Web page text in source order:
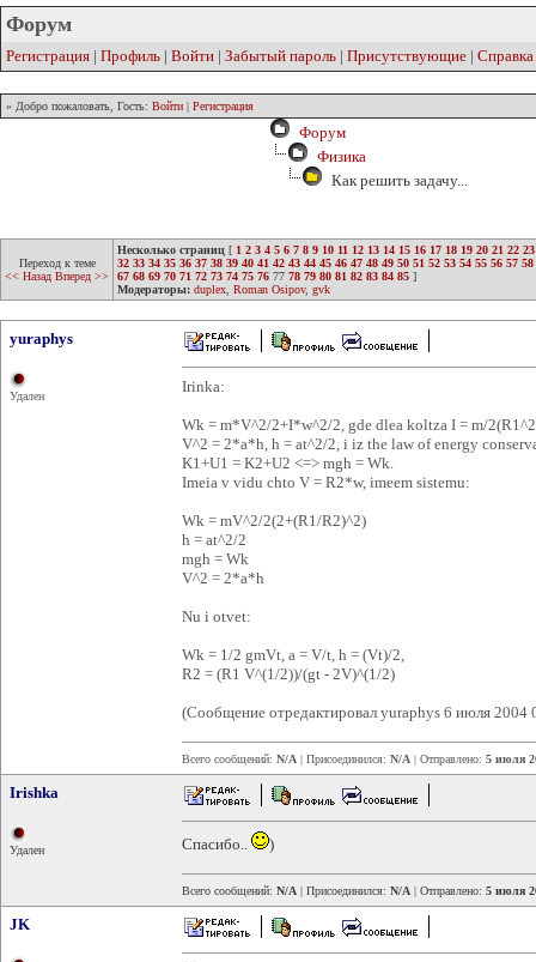
Форум
Регистрация | Профиль | Войти | Забытый пароль | Присутствующие | Справка
» Добро пожаловать, Гость: Войти | Регистрация
Форум
Физика
Как решить задачу...
Переход к теме
<< Назад Вперед >>
Несколько страниц [ 1 2 3 4 5 6 7 8 9 10 11 12 13 14 15 16 17 18 19 20 21 22 23
32 33 34 35 36 37 38 39 40 41 42 43 44 45 46 47 48 49 50 51 52 53 54 55 56 57 58
67 68 69 70 71 72 73 74 75 76 77 78 79 80 81 82 83 84 85 ]
Модераторы: duplex Roman Osipov, gvk
yuraphys
Удален
Irinka:
Wk = m*V^2/2+I*w^2/2, gde dlea koltza I = m/
V^2 = 2*a*h, h = at^2/2, i iz the law of energy
K1+U1 = K2+U2 <=> mgh = Wk.
Imeia v vidu chto V = R2*w, imeem sistemu:
Wk = mV^2/2(2+(R1/R2)^2)
h = at^2/2
mgh = Wk
V^2 = 2*a*h
Nu i otvet:
Wk = 1/2 gmVt, a = V/t, h = (Vt)/2,
R2 = (R1 V^(1/2))/(gt - 2V)^(1/2)
(Сообщение отредактировал yuraphys 6 июля 2004
Всего сообщений: N/A | Присоединился: N/A | Отправлено: 5 июля
Irishka
Удален Спасибо.. )
Всего сообщений: N/A | Присоединился: N/A | Отправлено: 5 июля
JK